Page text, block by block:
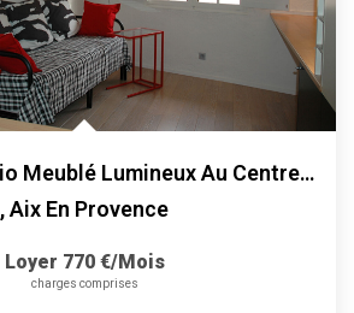
À LOUER - Studio Meublé Lumineux Au Centre Historique
,Aix En Provence
Loyer 770 €/mois
charges comprises